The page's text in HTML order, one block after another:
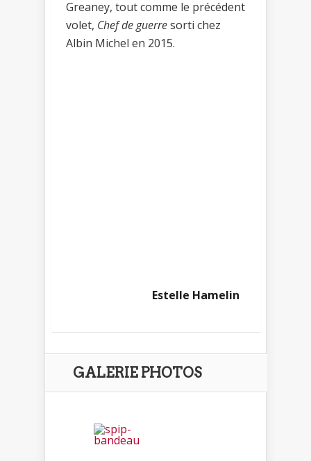
Greaney, tout comme le précédent
volet, Chef de guerresorti chez
Albin Michel en 2015.
Estelle Hamelin
GALERIE PHOTOS